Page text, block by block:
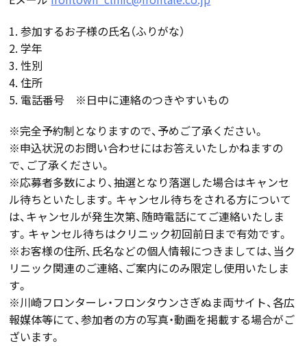
1. 参加するお子様の氏名（ふりがな）
2. 学年
3. 性別
4. 住所
5. 電話番号 ※日中に連絡のつきやすいもの
※完全予約制となりますので、予めご了承ください。
※申込状況のお問い合わせにはお答えいたしかねますの
で、ご了承ください。
※応募者多数により、抽選となり落選した場合はキャンセ
ル待ちといたします。キャンセル待ちをされる方について
は、キャンセルが発生次第、随時電話にてご連絡いたしま
す。キャンセル待ちはクリニック初回前日まで有効です。
※お客様の住所、氏名などの個人情報につきましては、当ク
リニック関連のご連絡、ご案内にのみ限定し使用いたしま
す。
※川崎フロンターレ・フロンタウンさぎぬま両サイト、各広
報媒体等にて、参加者の方の写真・動画を掲載する場合がご
ざいます。